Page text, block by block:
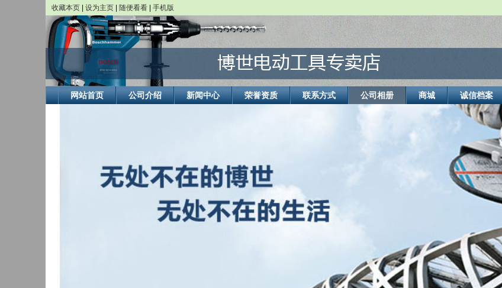
收藏本页 设为主页 随便看看 手机版
BOSCH博世恒科达专营店
博世电动工具的产品主要包括5大类：手持式电动工具，台式电动工具， 测量工具，园...
网站首页 公司介绍 新闻中心 荣誉资质 联系方式 公司相册 商城 诚信档案